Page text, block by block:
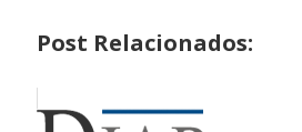
Post Relacionados: